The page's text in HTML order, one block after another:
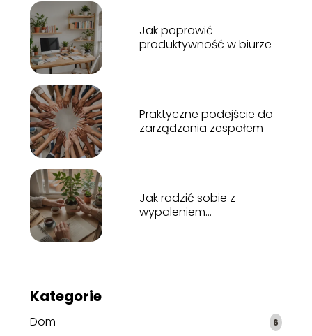
Jak poprawić
produktywność w biurze
Praktyczne podejście do
zarządzania zespołem
Jak radzić sobie z
wypaleniem
Kategorie
Dom 6